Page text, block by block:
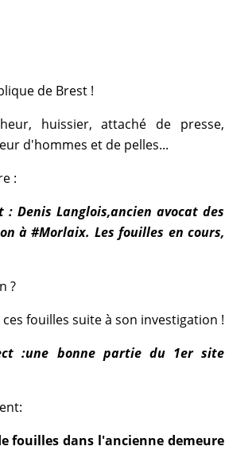
de Brest !
huissier, attaché de presse,
d'hommes et de pelles...
:
: Denis Langlois,ancien avocat des
à #Morlaix. Les fouilles en cours,
?
fouilles suite à son investigation !
:une bonne partie du 1er site
fouilles dans l'ancienne demeure